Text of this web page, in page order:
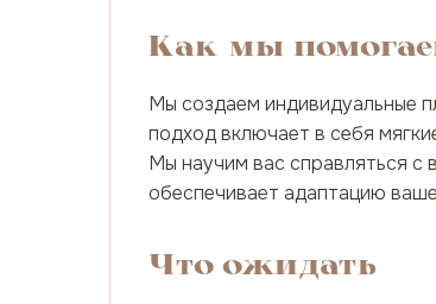
Как мы
Мы создаем индивидуальные
подход включает в себя
Мы научим вас справляться
обеспечивает адаптацию
Что ожидать